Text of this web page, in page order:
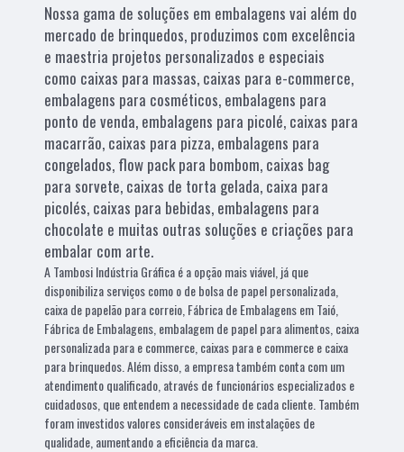
Nossa gama de soluções em embalagens vai além do
mercado de brinquedos, produzimos com excelência
e maestria projetos personalizados e especiais
como caixas para massas, caixas para e-commerce,
embalagens para cosméticos, embalagens para
ponto de venda, embalagens para picolé, caixas para
macarrão, caixas para pizza, embalagens para
congelados, flow pack para bombom, caixas bag
para sorvete, caixas de torta gelada, caixa para
picolés, caixas para bebidas, embalagens para
chocolate e muitas outras soluções e criações para
embalar com arte.
A Tambosi Indústria Gráfica é a opção mais viável, já que
disponibiliza serviços como o de bolsa de papel personalizada,
caixa de papelão para correio, Fábrica de Embalagens em Taió,
Fábrica de Embalagens, embalagem de papel para alimentos, caixa
personalizada para e commerce, caixas para e commerce e caixa
para brinquedos. Além disso, a empresa também conta com um
atendimento qualificado, através de funcionários especializados e
cuidadosos, que entendem a necessidade de cada cliente. Também
foram investidos valores consideráveis em instalações de
qualidade, aumentando a eficiência da marca.